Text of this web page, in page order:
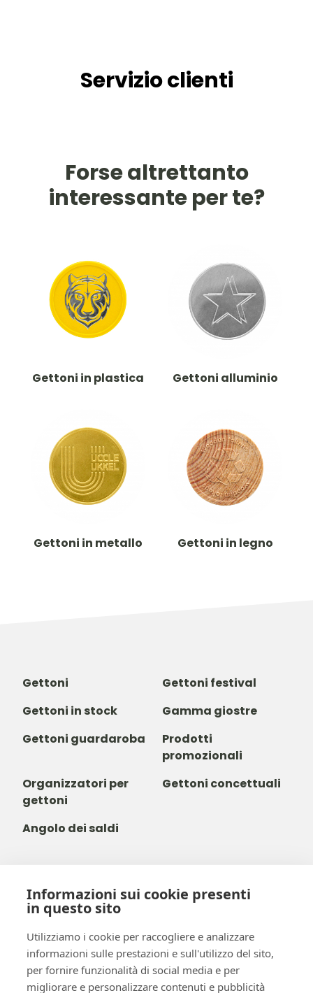
Informazioni sui cookie presenti
in questo sito
Utilizziamo i cookie per raccogliere e analizzare
informazioni sulle prestazioni e sull'utilizzo del sito,
per fornire funzionalità di social media e per
migliorare e personalizzare contenuti e pubblicità
Servizio clienti
Forse altrettanto
interessante per te?
Gettoni in plastica Gettoni alluminio
Gettoni in metallo Gettoni in legno
Gettoni
Gettoni festival
Gettoni in stock
Gamma giostre
Gettoni guardaroba
Prodotti
promozionali
Organizzatori per
gettoni
Gettoni concettuali
Angolo dei saldi
+39 03 411 680 014
info@b-token.eu
Facebook
Instagram
YouTube
LinkedIn